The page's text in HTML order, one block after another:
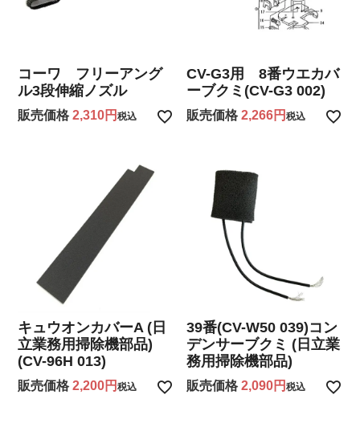
コーワ フリーアング
ル3段伸縮ノズル
販売価格 2,310 税込
CV-G3用 8番ウエカバ
ーブクミ(CV-G3 002)
販売価格 2,266 税込
キュウオンカバーA (日
立業務用掃除機部品)
(CV-96H 013)
販売価格 2,200 税込
39番(CV-W50 039)コン
デンサーブクミ (日立業
務用掃除機部品)
販売価格 2,090 税込